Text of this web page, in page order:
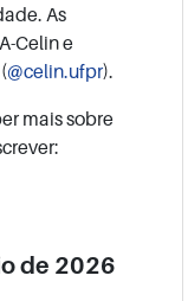
As
Celin e
@celin.ufpr).
mais sobre
de 2026